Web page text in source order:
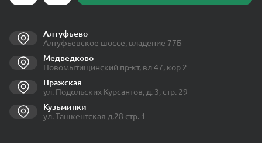
Алтуфьево
Алтуфьевское шоссе, владение 77Б
Медведково
Новомытищинский пр-кт, вл 47, кор 2
Пражская
ул. Подольских Курсантов, д. 3, стр. 29
Кузьминки
ул. Ташкентская д.28 стр. 1